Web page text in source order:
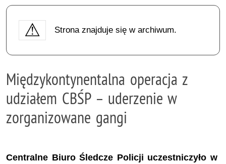
Strona znajduje się w archiwum.
Międzykontynentalna operacja z
udziałem CBŚP – uderzenie w
zorganizowane gangi
Centralne Biuro Śledcze Policji uczestniczyło w